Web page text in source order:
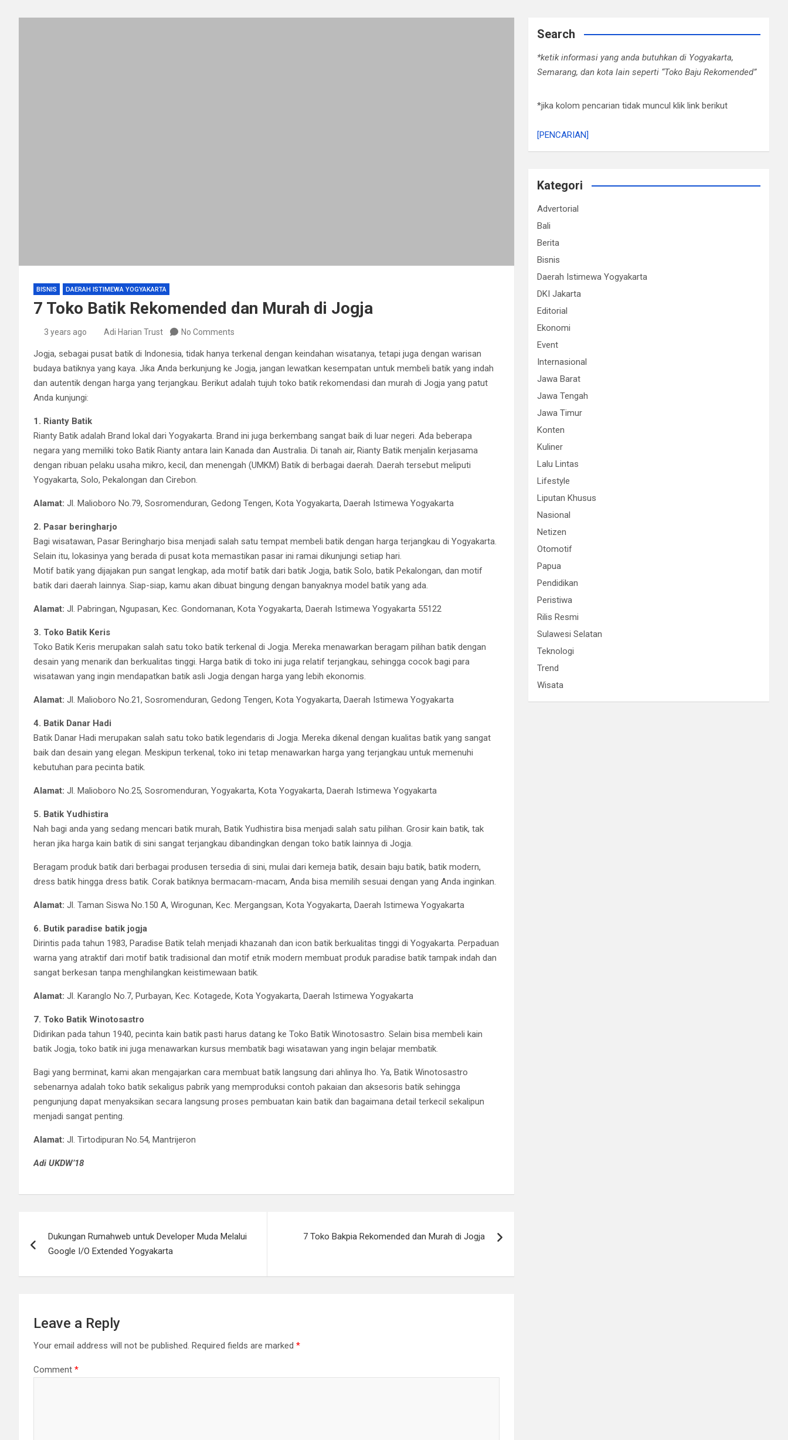
BISNIS DAERAH ISTIMEWA YOGYAKARTA
7 Toko Batik Rekomended dan Murah di Jogja
3 years ago Adi Harian Trust No Comments
Jogja, sebagai pusat batik di Indonesia, tidak hanya terkenal dengan keindahan wisatanya, tetapi juga dengan warisan
budaya batiknya yang kaya. Jika Anda berkunjung ke Jogja, jangan lewatkan kesempatan untuk membeli batik yang indah
dan autentik dengan harga yang terjangkau. Berikut adalah tujuh toko batik rekomendasi dan murah di Jogja yang patut
Anda kunjungi:
1. Rianty Batik
Rianty Batik adalah Brand lokal dari Yogyakarta. Brand ini juga berkembang sangat baik di luar negeri. Ada beberapa
negara yang memiliki toko Batik Rianty antara lain Kanada dan Australia. Di tanah air, Rianty Batik menjalin kerjasama
dengan ribuan pelaku usaha mikro, kecil, dan menengah (UMKM) Batik di berbagai daerah. Daerah tersebut meliputi
Yogyakarta, Solo, Pekalongan dan Cirebon.
Alamat: Jl. Malioboro No.79, Sosromenduran, Gedong Tengen, Kota Yogyakarta, Daerah Istimewa Yogyakarta
2. Pasar beringharjo
Bagi wisatawan, Pasar Beringharjo bisa menjadi salah satu tempat membeli batik dengan harga terjangkau di Yogyakarta.
Selain itu, lokasinya yang berada di pusat kota memastikan pasar ini ramai dikunjungi setiap hari.
Motif batik yang dijajakan pun sangat lengkap, ada motif batik dari batik Jogja, batik Solo, batik Pekalongan, dan motif
batik dari daerah lainnya. Siap-siap, kamu akan dibuat bingung dengan banyaknya model batik yang ada.
Alamat: Jl. Pabringan, Ngupasan, Kec. Gondomanan, Kota Yogyakarta, Daerah Istimewa Yogyakarta 55122
3. Toko Batik Keris
Toko Batik Keris merupakan salah satu toko batik terkenal di Jogja. Mereka menawarkan beragam pilihan batik dengan
desain yang menarik dan berkualitas tinggi. Harga batik di toko ini juga relatif terjangkau, sehingga cocok bagi para
wisatawan yang ingin mendapatkan batik asli Jogja dengan harga yang lebih ekonomis.
Alamat: Jl. Malioboro No.21, Sosromenduran, Gedong Tengen, Kota Yogyakarta, Daerah Istimewa Yogyakarta
4. Batik Danar Hadi
Batik Danar Hadi merupakan salah satu toko batik legendaris di Jogja. Mereka dikenal dengan kualitas batik yang sangat
baik dan desain yang elegan. Meskipun terkenal, toko ini tetap menawarkan harga yang terjangkau untuk memenuhi
kebutuhan para pecinta batik.
Alamat: Jl. Malioboro No.25, Sosromenduran, Yogyakarta, Kota Yogyakarta, Daerah Istimewa Yogyakarta
5. Batik Yudhistira
Nah bagi anda yang sedang mencari batik murah, Batik Yudhistira bisa menjadi salah satu pilihan. Grosir kain batik, tak
heran jika harga kain batik di sini sangat terjangkau dibandingkan dengan toko batik lainnya di Jogja.
Beragam produk batik dari berbagai produsen tersedia di sini, mulai dari kemeja batik, desain baju batik, batik modern,
dress batik hingga dress batik. Corak batiknya bermacam-macam, Anda bisa memilih sesuai dengan yang Anda inginkan.
Alamat: Jl. Taman Siswa No.150 A, Wirogunan, Kec. Mergangsan, Kota Yogyakarta, Daerah Istimewa Yogyakarta
6. Butik paradise batik jogja
Dirintis pada tahun 1983, Paradise Batik telah menjadi khazanah dan icon batik berkualitas tinggi di Yogyakarta. Perpaduan
warna yang atraktif dari motif batik tradisional dan motif etnik modern membuat produk paradise batik tampak indah dan
sangat berkesan tanpa menghilangkan keistimewaan batik.
Alamat: Jl. Karanglo No.7, Purbayan, Kec. Kotagede, Kota Yogyakarta, Daerah Istimewa Yogyakarta
7. Toko Batik Winotosastro
Didirikan pada tahun 1940, pecinta kain batik pasti harus datang ke Toko Batik Winotosastro. Selain bisa membeli kain
batik Jogja, toko batik ini juga menawarkan kursus membatik bagi wisatawan yang ingin belajar membatik.
Bagi yang berminat, kami akan mengajarkan cara membuat batik langsung dari ahlinya lho. Ya, Batik Winotosastro
sebenarnya adalah toko batik sekaligus pabrik yang memproduksi contoh pakaian dan aksesoris batik sehingga
pengunjung dapat menyaksikan secara langsung proses pembuatan kain batik dan bagaimana detail terkecil sekalipun
menjadi sangat penting.
Alamat: Jl. Tirtodipuran No.54, Mantrijeron
Adi UKDW’18
navigation
Dukungan Rumahweb untuk Developer Muda Melalui
Google I/O Extended Yogyakarta
7 Toko Bakpia Rekomended dan Murah di Jogja
Leave a Reply
Your email address will not be published. Required fields are marked *
Comment *
Search
*ketik informasi yang anda butuhkan di Yogyakarta,
Semarang, dan kota lain seperti “Toko Baju Rekomended”
*jika kolom pencarian tidak muncul klik link berikut
[PENCARIAN]
Kategori
Advertorial
Bali
Berita
Bisnis
Daerah Istimewa Yogyakarta
DKI Jakarta
Editorial
Ekonomi
Event
Internasional
Jawa Barat
Jawa Tengah
Jawa Timur
Konten
Kuliner
Lalu Lintas
Lifestyle
Liputan Khusus
Nasional
Netizen
Otomotif
Papua
Pendidikan
Peristiwa
Rilis Resmi
Sulawesi Selatan
Teknologi
Trend
Wisata